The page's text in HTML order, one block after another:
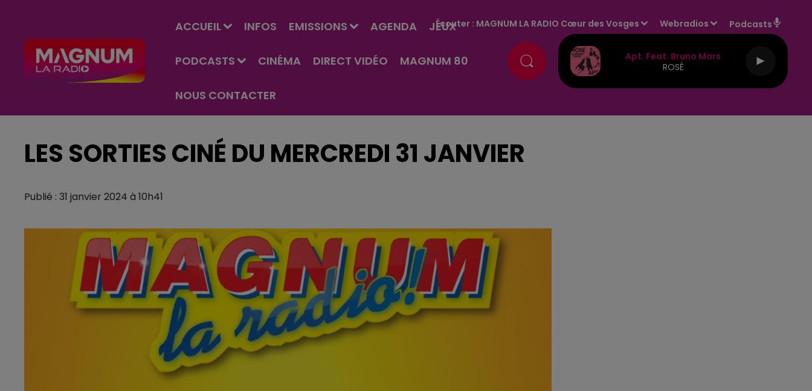
ACCUEIL INFOS EMISSIONS AGENDA JEUX
PODCASTS CINÉMA DIRECT VIDÉO MAGNUM 80
NOUS CONTACTER
Écouter : MAGNUM LA RADIO Cœur des Vosges Webradios Podcasts
Apt. Feat. Bruno Mars
ROSÉ
LES SORTIES CINÉ DU MERCREDI 31 JANVIER
Publié : 31 janvier 2024 à 10h41